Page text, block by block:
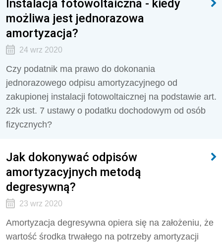
Instalacja fotowoltaiczna - kiedy
możliwa jest jednorazowa
amortyzacja?
24 wrz 2020
Czy podatnik ma prawo do dokonania
jednorazowego odpisu amortyzacyjnego od
zakupionej instalacji fotowoltaicznej na podstawie art.
22k ust. 7 ustawy o podatku dochodowym od osób
fizycznych?
Jak dokonywać odpisów
amortyzacyjnych metodą
degresywną?
23 wrz 2020
Amortyzacja degresywna opiera się na założeniu, że
wartość środka trwałego na potrzeby amortyzacji